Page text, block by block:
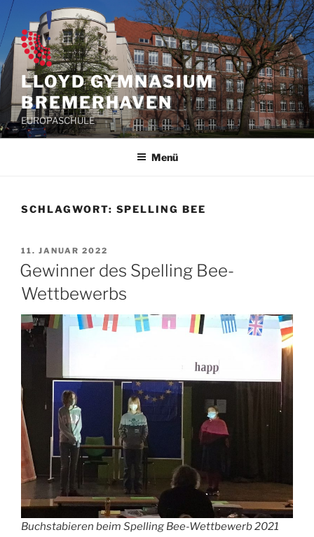
Zum
Inhalt
springen
LLOYD GYMNASIUM
BREMERHAVEN
EUROPASCHULE
Menü
SCHLAGWORT: SPELLING BEE
VERÖFFENTLICHT
AM
11. JANUAR 2022
Gewinner des Spelling Bee-
Wettbewerbs
Buchstabieren beim Spelling Bee-Wettbewerb 2021